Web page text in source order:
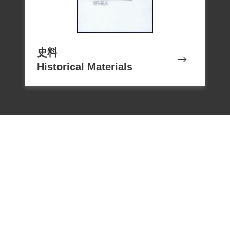
史料
Historical Materials